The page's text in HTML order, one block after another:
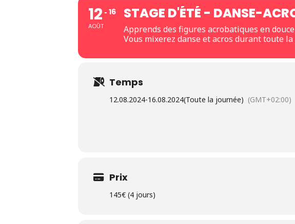
12
AOÛT
16 STAGE D'ÉTÉ - DANSE-
Apprends des figures acrobatiques en
Vous mixerez danse et acros durant toute
Temps
12.08.2024-16.08.2024(Toute la journée) (GMT+02:00)
Prix
145€ (4 jours)